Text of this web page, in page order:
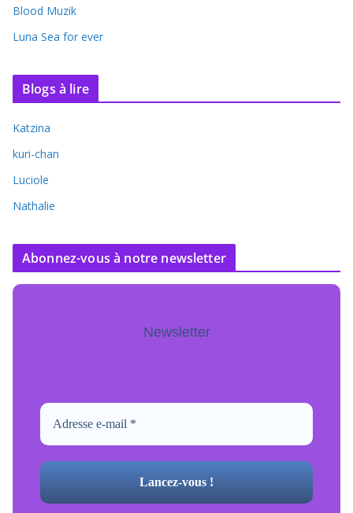
Blood Muzik
Luna Sea for ever
Blogs à lire
Katzina
kuri-chan
Luciole
Nathalie
Abonnez-vous à notre newsletter
Newsletter